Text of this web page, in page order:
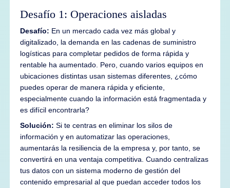
Desafío 1: Operaciones aisladas
Desafío: En un mercado cada vez más global y
digitalizado, la demanda en las cadenas de suministro
logísticas para completar pedidos de forma rápida y
rentable ha aumentado. Pero, cuando varios equipos en
ubicaciones distintas usan sistemas diferentes, ¿cómo
puedes operar de manera rápida y eficiente,
especialmente cuando la información está fragmentada y
es difícil encontrarla?
Solución: Si te centras en eliminar los silos de
información y en automatizar las operaciones,
aumentarás la resiliencia de la empresa y, por tanto, se
convertirá en una ventaja competitiva. Cuando centralizas
tus datos con un sistema moderno de gestión del
contenido empresarial al que puedan acceder todos los